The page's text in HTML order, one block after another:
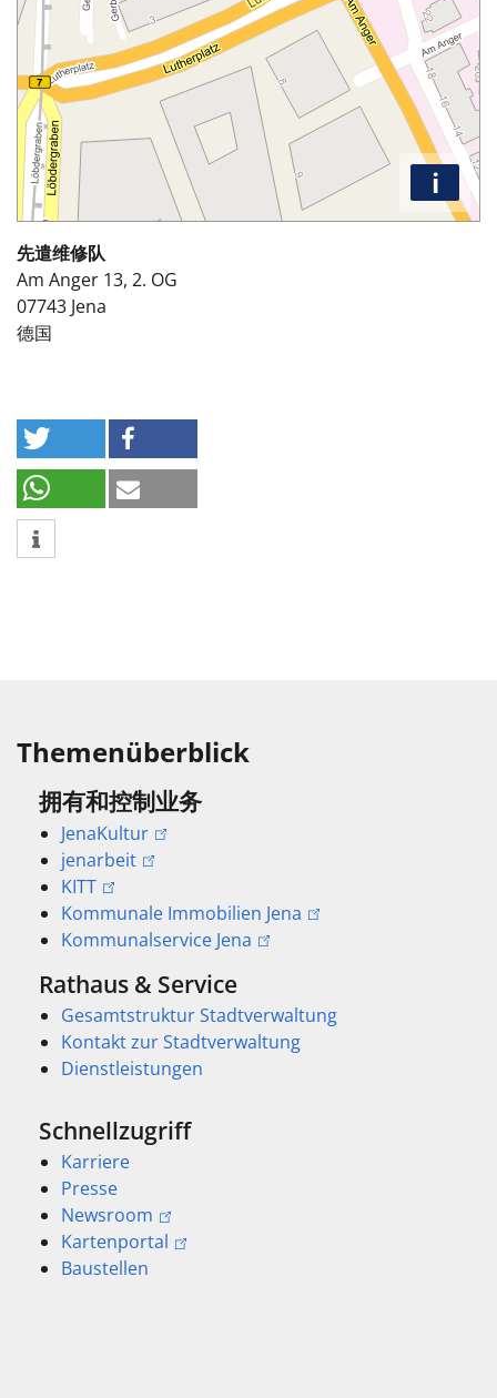
i
先遣维修队
Am Anger 13, 2. OG
07743 Jena
德国
Themenüberblick
拥有和控制业务
JenaKultur
jenarbeit
KITT
Kommunale Immobilien Jena
Kommunalservice Jena
Rathaus & Service
Gesamtstruktur Stadtverwaltung
Kontakt zur Stadtverwaltung
Dienstleistungen
Schnellzugriff
Karriere
Presse
Newsroom
Kartenportal
Baustellen